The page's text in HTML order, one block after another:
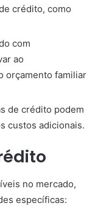
crédito, como
com
ao
orçamento familiar
de crédito podem
custos adicionais.
no mercado,
específicas: